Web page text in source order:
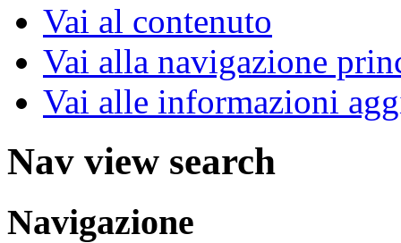
Vai al contenuto
Vai alla navigazione
Vai alle informazioni
Nav view search
Navigazione